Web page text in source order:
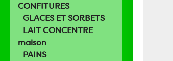
CONFITURES
GLACES ET SORBETS
LAIT CONCENTRE
maison
PAINS